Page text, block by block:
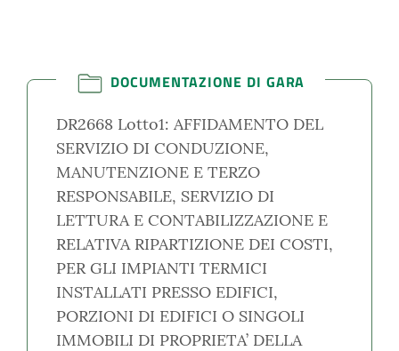
DOCUMENTAZIONE DI GARA
DR2668 Lotto1: AFFIDAMENTO DEL
SERVIZIO DI CONDUZIONE,
MANUTENZIONE E TERZO
RESPONSABILE, SERVIZIO DI
LETTURA E CONTABILIZZAZIONE E
RELATIVA RIPARTIZIONE DEI COSTI,
PER GLI IMPIANTI TERMICI
INSTALLATI PRESSO EDIFICI,
PORZIONI DI EDIFICI O SINGOLI
IMMOBILI DI PROPRIETA’ DELLA